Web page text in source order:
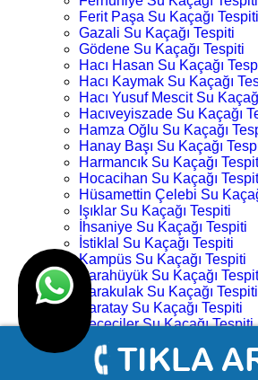
Ferit Paşa Su Kaçağı Tespiti
Gazali Su Kaçağı Tespiti
Gödene Su Kaçağı Tespiti
Hacı Hasan Su Kaçağı
Hacı Kaymak Su Kaçağı
Hacı Yusuf Mescit Su
Hacıveyiszade Su Kaçağı
Hamza Oğlu Su Kaçağı
Hanay Başı Su Kaçağı
Harmancık Su Kaçağı
Hocacihan Su Kaçağı
Hüsamettin Çelebi Su
Işıklar Su Kaçağı Tespiti
İhsaniye Su Kaçağı Tespiti
İstiklal Su Kaçağı Tespiti
Kampüs Su Kaçağı Tespiti
Karahüyük Su Kaçağı
Karakulak Su Kaçağı Tespiti
Karatay Su Kaçağı Tespiti
Keçeciler Su Kaçağı Tespiti
Keykubat Su Kaçağı Tespiti
Kılıç Aslan Su Kaçağı
Kovanağzı Su Kaçağı